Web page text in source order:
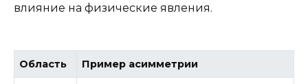
влияние на физические явления.
Область Пример асимметрии